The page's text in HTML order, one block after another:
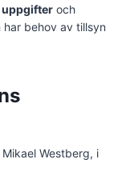
uppgifter och
behov av tillsyn
Westberg, i